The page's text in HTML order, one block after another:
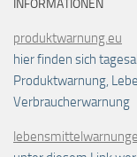
INFORMATIONEN
produktwarnung.eu
hier finden sich
Produktwarnung,
Verbraucherwarnung